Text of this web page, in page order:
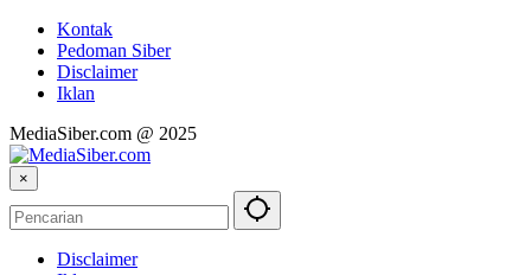
Kontak
Pedoman Siber
Disclaimer
Iklan
MediaSiber.com @ 2025
×
Disclaimer